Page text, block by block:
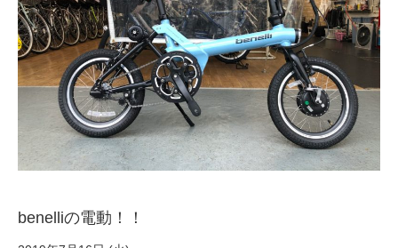
修理・メンテナンス工賃
盗難保証
SpotMateログイン
オリジナル自転車
benelliの電動！！